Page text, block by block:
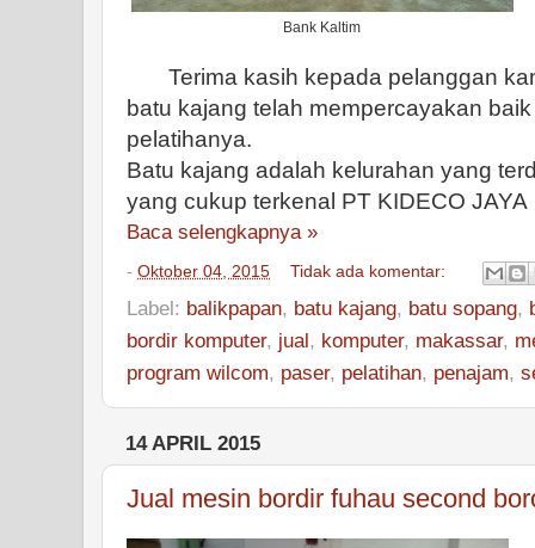
Bank Kaltim
Terima kasih kepada pelanggan
batu kajang telah mempercayakan
pelatihanya.
Batu kajang adalah kelurahan yang
yang cukup terkenal PT KIDECO JAYA
Baca selengkapnya »
- Oktober 04, 2015 Tidak ada komentar:
Label: balikpapan, batu kajang, batu sopang,
bordir komputer, jual, komputer, makassar,
program wilcom, paser, pelatihan, penajam,
14 APRIL 2015
Jual mesin bordir fuhau second